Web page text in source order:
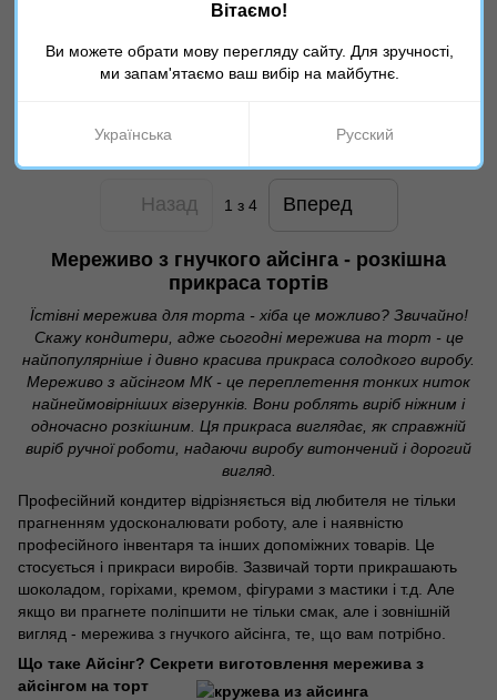
Назад 1 з 4 Вперед
Мереживо з гнучкого айсінга - розкішна
прикраса тортів
Їстівні мережива для торта - хіба це можливо? Звичайно!
Скажу кондитери, адже сьогодні мережива на торт - це
найпопулярніше і дивно красива прикраса солодкого виробу.
Мереживо з айсінгом МК - це переплетення тонких ниток
найнеймовірніших візерунків. Вони роблять виріб ніжним і
одночасно розкішним. Ця прикраса виглядає, як справжній
виріб ручної роботи, надаючи виробу витончений і дорогий
вигляд.
Професійний кондитер відрізняється від любителя не тільки
прагненням удосконалювати роботу, але і наявністю
професійного інвентаря та інших допоміжних товарів. Це
стосується і прикраси виробів. Зазвичай торти прикрашають
шоколадом, горіхами, кремом, фігурами з мастики і т.д. Але
якщо ви прагнете поліпшити не тільки смак, але і зовнішній
вигляд - мережива з гнучкого айсінга, те, що вам потрібно.
Що таке Айсінг? Секрети виготовлення мережива з
айсінгом на торт
Вітаємо!
Ви можете обрати мову перегляду сайту. Для зручності,
ми запам'ятаємо ваш вибір на майбутнє.
Українська Русский